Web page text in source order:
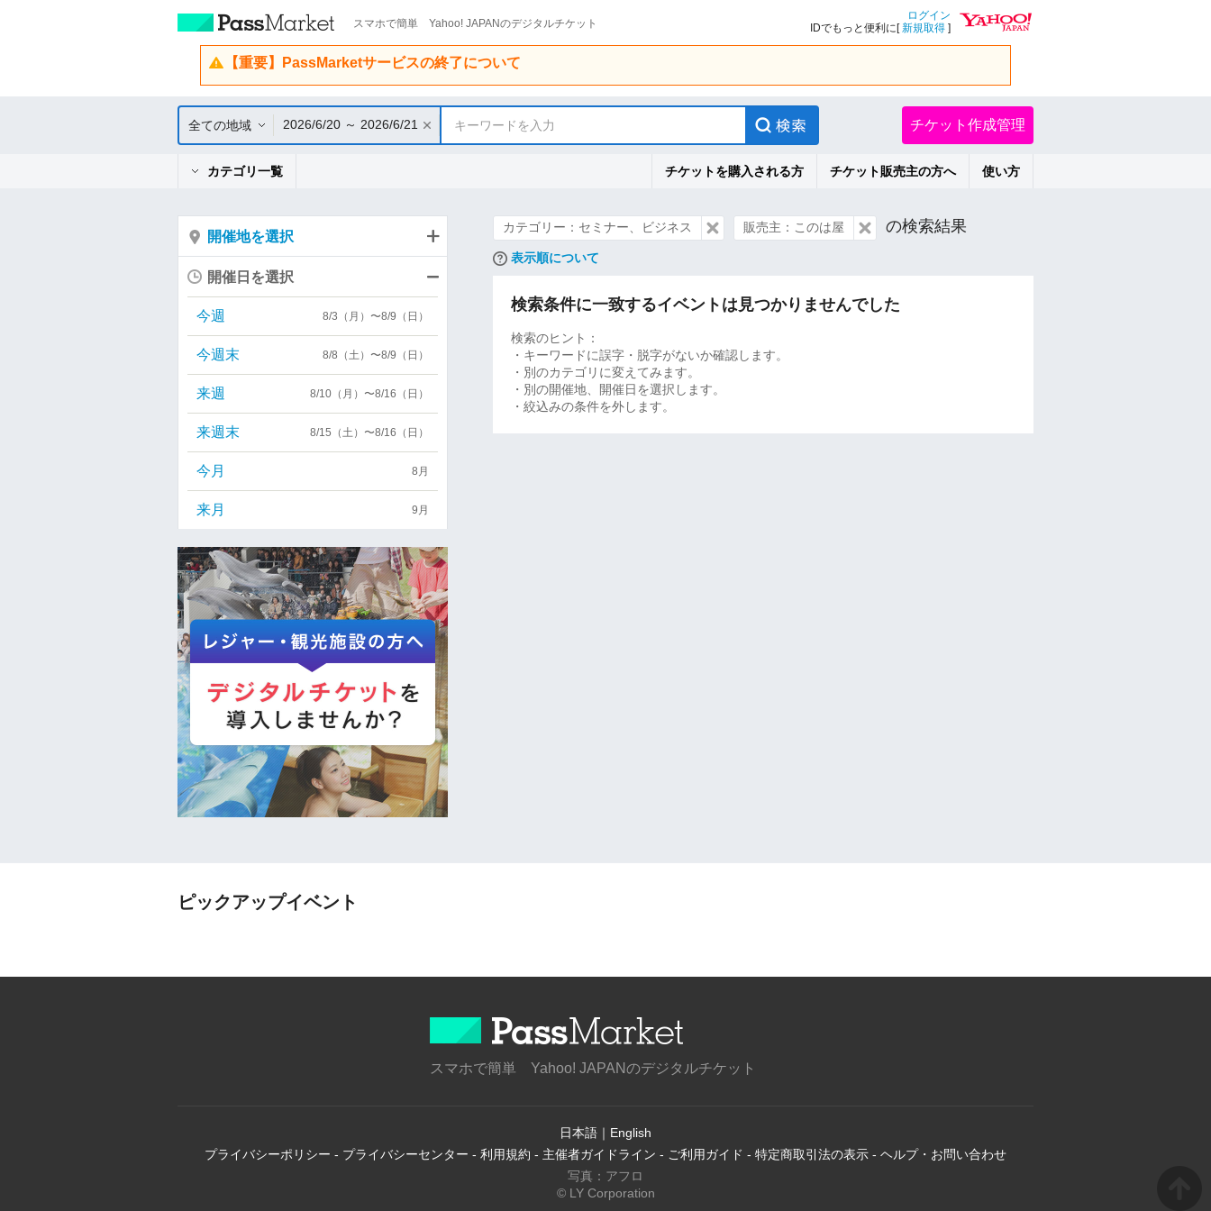
スマホで簡単 Yahoo! JAPANのデジタルチケット
ログイン
IDでもっと便利に[新規取得 ]
【重要】PassMarketサービスの終了について
全ての地域 2026/6/20 ～ 2026/6/21 キーワードを入力 チケット作成管理
カテゴリ一覧 チケットを購入される方 チケット販売主の方へ 使い方
カテゴリー：セミナー、ビジネス 販売主：このは屋 の検索結果
表示順について
検索条件に一致するイベントは見つかりませんでした
検索のヒント：
・キーワードに誤字・脱字がないか確認します。
・別のカテゴリに変えてみます。
・別の開催地、開催日を選択します。
・絞込みの条件を外します。
開催地を選択
開催日を選択
今週 8/3（月）〜8/9（日）
今週末 8/8（土）〜8/9（日）
来週 8/10（月）〜8/16（日）
来週末 8/15（土）〜8/16（日）
今月 8月
来月 9月
ピックアップイベント
スマホで簡単 Yahoo! JAPANのデジタルチケット
日本語 ｜ English
プライバシーポリシー - プライバシーセンター - 利用規約 - 主催者ガイドライン - ご利用ガイド - 特定商取引法の表示 - ヘルプ・お問い合わせ
写真：アフロ
© LY Corporation